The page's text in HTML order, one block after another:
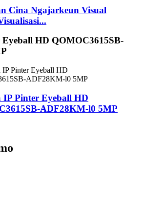
Cina Ngajarkeun Visual
HD QOMOC3615SB-
IP Pinter Eyeball HD
ADF28KM-l0 5MP